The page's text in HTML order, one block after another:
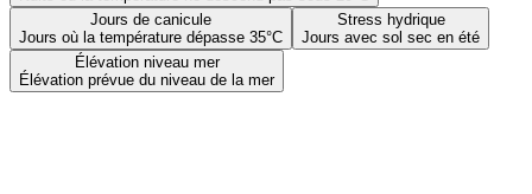
Jours de canicule
Jours où la température dépasse 35°C
Stress hydrique
Jours avec sol sec en été
Élévation niveau mer
Élévation prévue du niveau de la mer